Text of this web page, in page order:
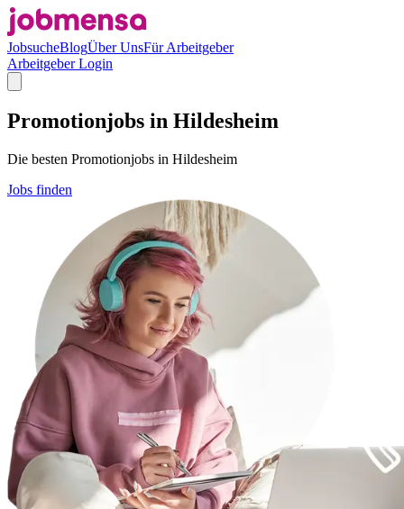
JobsucheBlogÜber UnsFür Arbeitgeber
Arbeitgeber Login
Promotionjobs in Hildesheim
Die besten Promotionjobs in Hildesheim
Jobs finden